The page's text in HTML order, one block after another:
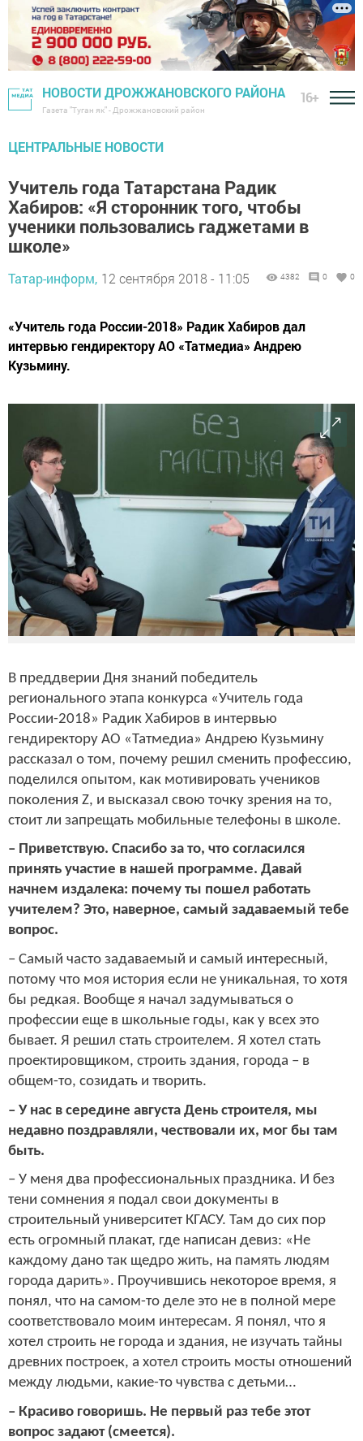
НОВОСТИ ДРОЖЖАНОВСКОГО РАЙОНА
Газета "Туган як" - Дрожжановский район
16+
ЦЕНТРАЛЬНЫЕ НОВОСТИ
Учитель года Татарстана Радик
Хабиров: «Я сторонник того, чтобы
ученики пользовались гаджетами в
школе»
Татар-информ, 12 сентября 2018 - 11:05 4382 0 0
«Учитель года России-2018» Радик Хабиров дал
интервью гендиректору АО «Татмедиа» Андрею
Кузьмину.
В преддверии Дня знаний победитель
регионального этапа конкурса «Учитель года
России-2018» Радик Хабиров в интервью
гендиректору АО «Татмедиа» Андрею Кузьмину
рассказал о том, почему решил сменить профессию,
поделился опытом, как мотивировать учеников
поколения Z, и высказал свою точку зрения на то,
стоит ли запрещать мобильные телефоны в школе.
– Приветствую. Спасибо за то, что согласился
принять участие в нашей программе. Давай
начнем издалека: почему ты пошел работать
учителем? Это, наверное, самый задаваемый тебе
вопрос.
– Самый часто задаваемый и самый интересный,
потому что моя история если не уникальная, то хотя
бы редкая. Вообще я начал задумываться о
профессии еще в школьные годы, как у всех это
бывает. Я решил стать строителем. Я хотел стать
проектировщиком, строить здания, города – в
общем-то, созидать и творить.
– У нас в середине августа День строителя, мы
недавно поздравляли, чествовали их, мог бы там
быть.
– У меня два профессиональных праздника. И без
тени сомнения я подал свои документы в
строительный университет КГАСУ. Там до сих пор
есть огромный плакат, где написан девиз: «Не
каждому дано так щедро жить, на память людям
города дарить». Проучившись некоторое время, я
понял, что на самом-то деле это не в полной мере
соответствовало моим интересам. Я понял, что я
хотел строить не города и здания, не изучать тайны
древних построек, а хотел строить мосты отношений
между людьми, какие-то чувства с детьми…
– Красиво говоришь. Не первый раз тебе этот
вопрос задают (смеется).